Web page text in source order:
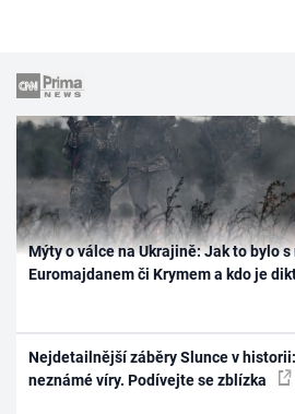
Mýty o válce na Ukrajině: Jak to bylo
Euromajdanem či Krymem a kdo je
Nejdetailnější záběry Slunce v
neznámé víry. Podívejte se zblízka